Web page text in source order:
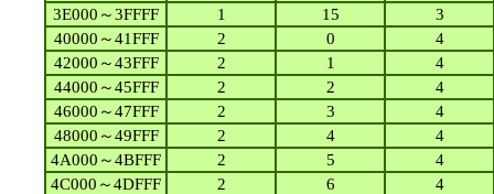
3E000～3FFFF
1 15
3
40000～41FFF
2 0
4
42000～43FFF
2 1
4
44000～45FFF
2 2
4
46000～47FFF
2 3
4
48000～49FFF
2 4
4
4A000～4BFFF
2 5
4
4C000～4DFFF
2 6
4